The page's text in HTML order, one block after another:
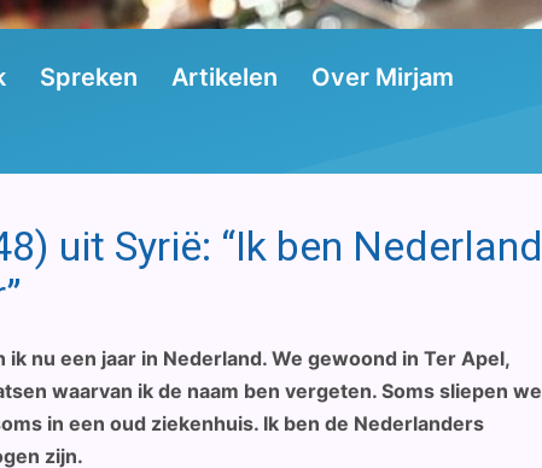
Spreken Artikelen
Over Mirjam
uit Syrië: “Ik ben Nederland
nu een jaar in Nederland. We gewoond in Ter Apel,
waarvan ik de naam ben vergeten. Soms sliepen we
in een oud ziekenhuis. Ik ben de Nederlanders
zijn.